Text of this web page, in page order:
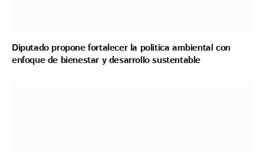
Diputado propone fortalecer la política ambiental con
enfoque de bienestar y desarrollo sustentable